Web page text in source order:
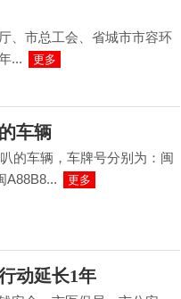
、市总工会、省城市市容环
...
更多
车辆
的车辆，车牌号分别为：闽
A88B8...
更多
动延长1年